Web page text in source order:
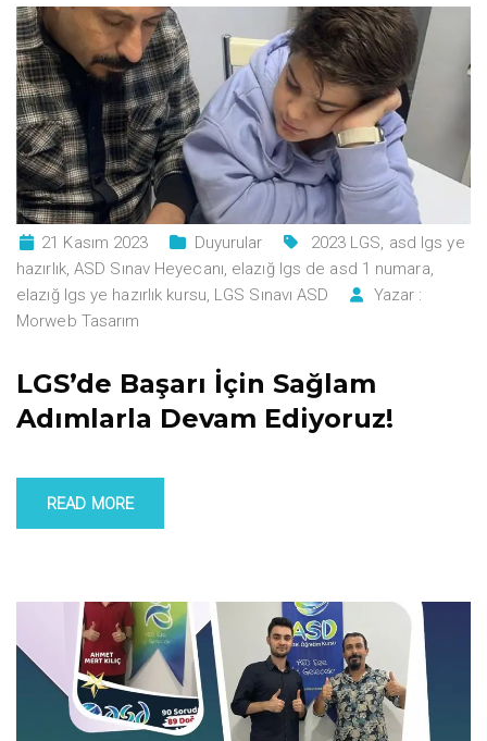
21 Kasım 2023 Duyurular 2023 LGS, asd lgs ye
hazırlık,ASD Sınav Heyecanı, elazığ lgs de asd 1 numara,
elazığ lgs ye hazırlık kursu, LGS Sınavı ASD
Yazar :
Morweb Tasarım
LGS’de Başarı İçin Sağlam
Adımlarla Devam Ediyoruz!
READ MORE